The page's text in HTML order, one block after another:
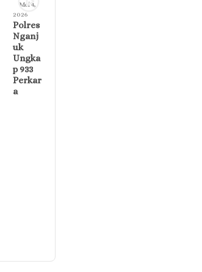
Mei 4,
2026
Polres
Nganj
uk
Ungka
p 933
Perkar
a